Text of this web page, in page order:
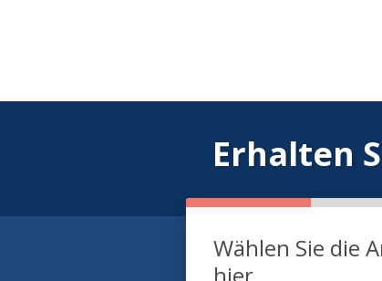
Erhalten
Wählen Sie die